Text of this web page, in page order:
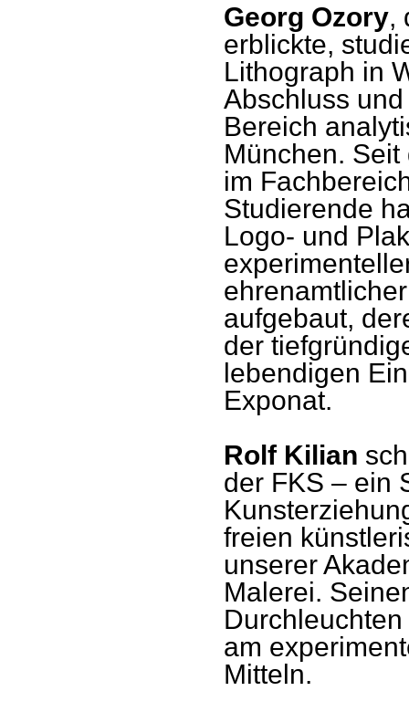
Georg Ozory,
erblickte,
Lithograph in
Abschluss
Bereich
München.
im
Studierende
Logo- und
aufgebaut,
der
lebendigen
Exponat.
Rolf Kilian
der FKS – ein
freien
unserer
Malerei.
am
Mitteln.